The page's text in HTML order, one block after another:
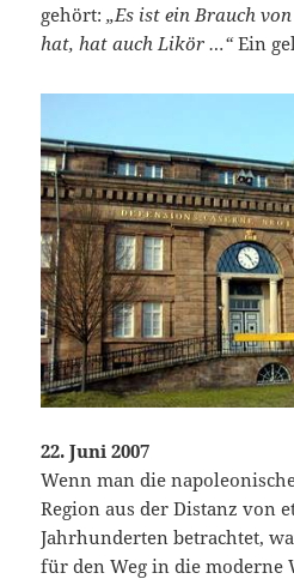
gehört:„Es ist ein Brauch
hat, hat auch Likör …“Ein
22. Juni 2007
Wenn man die
Region aus der Distanz von
Jahrhunderten betrachtet,
für den Weg in die moderne